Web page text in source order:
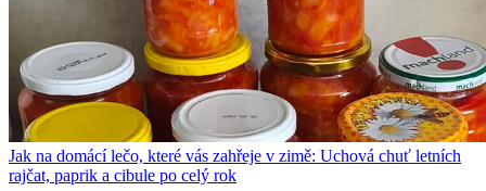
Jak na domácí lečo, které vás zahřeje v zimě: Uchová chuť letních
rajčat, paprik a cibule po celý rok